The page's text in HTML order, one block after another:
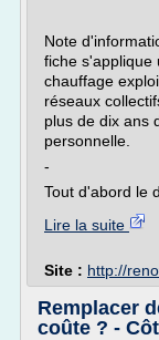
Note
fiche s'applique
chauffage
réseaux
plus de dix ans
personnelle.
-
Tout d'abord le
Lire la suite
Site : http://
Remplacer
coûte ? -